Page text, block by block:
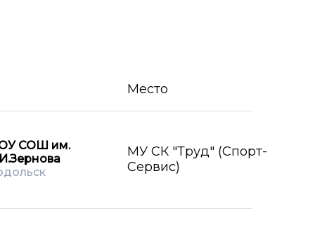
Место
СОШ им.
МУ СК "Труд" (Спорт-
Сервис)